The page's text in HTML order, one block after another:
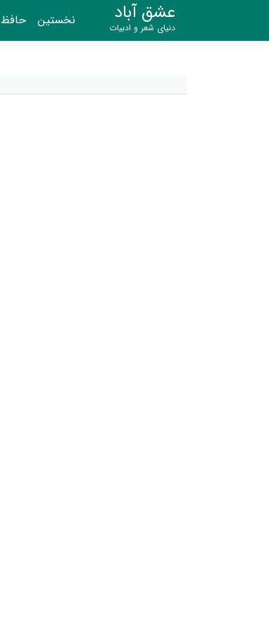
عشق آباد
دنیای شعر و ادبیات نخستین حافظ